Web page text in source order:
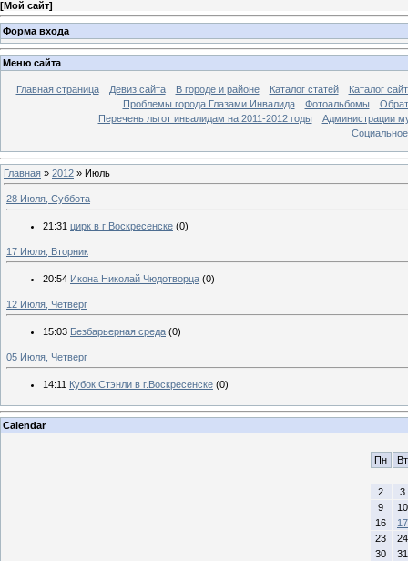
[Мой сайт]
Форма входа
Меню сайта
Главная страница Девиз сайта В городе и районе Каталог статей
Каталог
Проблемы города Глазами Инвалида
Фотоальбомы
Перечень льгот инвалидам на 2011-2012 годы
Администрации
Главная » 2012 » Июль
28 Июля, Суббота
21:31 цирк в г Воскресенске (0)
17 Июля, Вторник
20:54 Икона Николай Чюдотворца (0)
12 Июля, Четверг
15:03 Безбарьерная среда (0)
05 Июля, Четверг
14:11 Кубок Стэнли в г.Воскресенске (0)
Calendar
Пн Вт
2
3
9
10
16
17
23
24
30
31